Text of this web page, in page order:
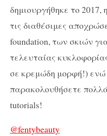
δημιουργήθηκε το 2017,
τις διαθέσιμες
foundation, των σκιών
τελευταίας
σε κρεμώδη μορφή!)
παρακολουθήσετε
tutorials!
@fentybeauty